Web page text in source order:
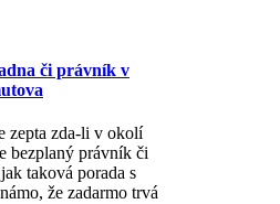
či právník v
zepta zda-li v okolí
bezplaný právník či
taková porada s
že zadarmo trvá